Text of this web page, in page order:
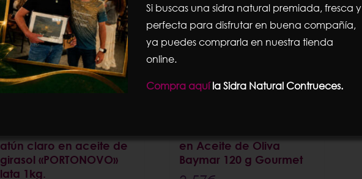
atún claro en aceite de
girasol «PORTONOVO»
lata 1kg.
en Aceite de Oliva
Baymar 120 g Gourmet
Si buscas una sidra natural premiada, fresca y
perfecta para disfrutar en buena compañía,
ya puedes comprarla en nuestra tienda
online.
Compra aquíla Sidra Natural Contrueces.